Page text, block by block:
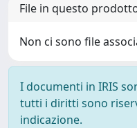
File in questo
Non ci sono file
I documenti in IRIS
tutti i diritti sono
indicazione.